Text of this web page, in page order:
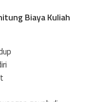
Biaya Kuliah